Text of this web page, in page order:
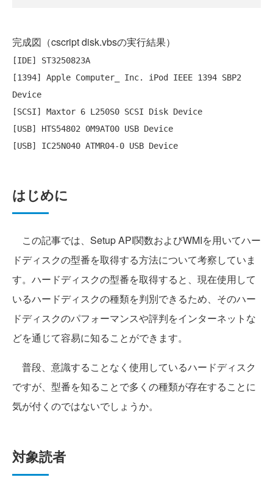
完成図（cscript disk.vbsの実行結果）
[IDE] ST3250823A
[1394] Apple Computer_ Inc. iPod IEEE 1394 SBP2
Device
[SCSI] Maxtor 6 L250S0 SCSI Disk Device
[USB] HTS54802 0M9AT00 USB Device
はじめに
この記事では、Setup API関数およびWMIを用いてハー
ドディスクの型番を取得する方法について考察していま
す。ハードディスクの型番を取得すると、現在使用して
いるハードディスクの種類を判別できるため、そのハー
ドディスクのパフォーマンスや評判をインターネットな
どを通じて容易に知ることができます。
普段、意識することなく使用しているハードディスク
ですが、型番を知ることで多くの種類が存在することに
気が付くのではないでしょうか。
対象読者